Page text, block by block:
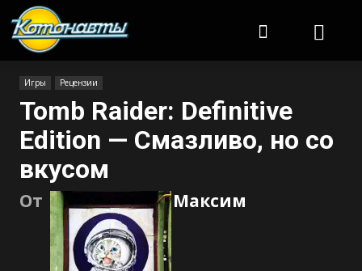
Игры Рецензии
Tomb Raider: Definitive
Edition — Смазливо, но со
вкусом
От Максим